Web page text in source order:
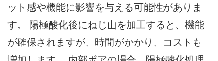
ット感や機能に影響を与える可能性がありま
す。 陽極酸化後にねじ山を加工すると、機能
が確保されますが、時間がかかり、コストも